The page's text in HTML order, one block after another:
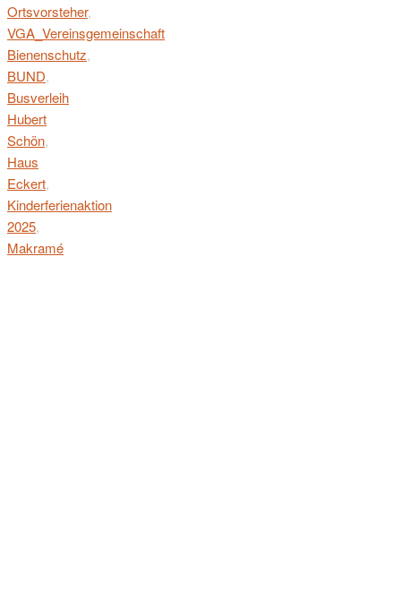
Ortsvorsteher,
VGA_Vereinsgemeinschaft
Bienenschutz,
BUND,
Busverleih
Hubert
Schön,
Haus
Eckert,
Kinderferienaktion
2025,
Makramé